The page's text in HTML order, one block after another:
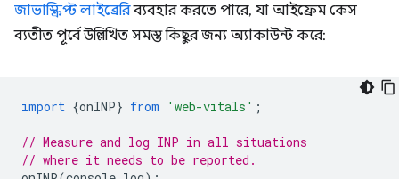
জাভাস্ক্রিপ্ট লাইব্রেরিব্যবহার করতে পারে, যা আইফ্রেম কেস
ব্যতীত পূর্বে উল্লিখিত সমস্ত কিছুর জন্য অ্যাকাউন্ট করে:
import {onINP} from 'web-vitals' ;
// Measure and log INP in all situations
// where it needs to be reported.